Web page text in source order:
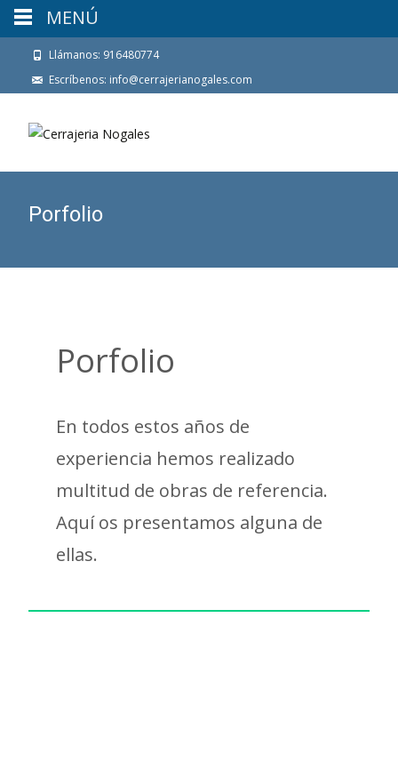
Llámanos: 916480774
Escríbenos: info@cerrajerianogales.com
Porfolio
Porfolio
En todos estos años de
experiencia hemos realizado
multitud de obras de referencia.
Aquí os presentamos alguna de
ellas.
MENÚ